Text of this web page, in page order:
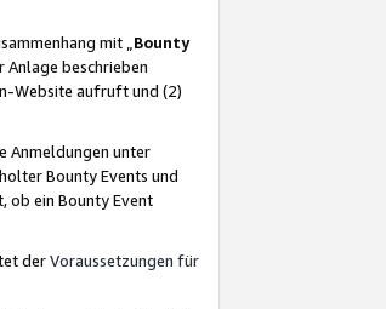
mit „ Bounty
Anlage beschrieben
Website aufruft und (2)
Anmeldungen unter
Bounty Events und
ob ein Bounty Event
derVoraussetzungen für